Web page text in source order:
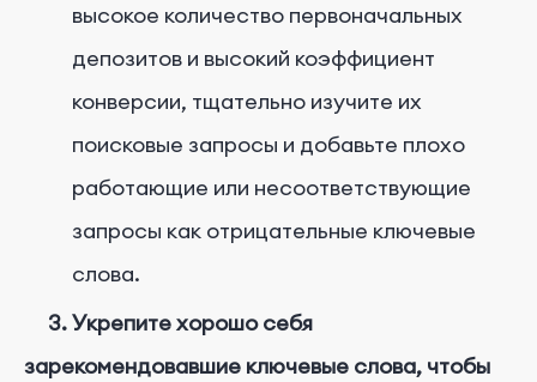
высокое количество первоначальных
депозитов и высокий коэффициент
конверсии, тщательно изучите их
поисковые запросы и добавьте плохо
работающие или несоответствующие
запросы как отрицательные ключевые
слова.
3. Укрепите хорошо себя
зарекомендовавшие ключевые слова, чтобы